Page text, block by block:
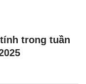
trong tuần